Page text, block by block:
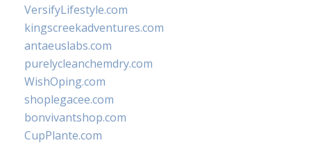
VersifyLifestyle.com
kingscreekadventures.com
antaeuslabs.com
purelycleanchemdry.com
WishOping.com
shoplegacee.com
bonvivantshop.com
CupPlante.com